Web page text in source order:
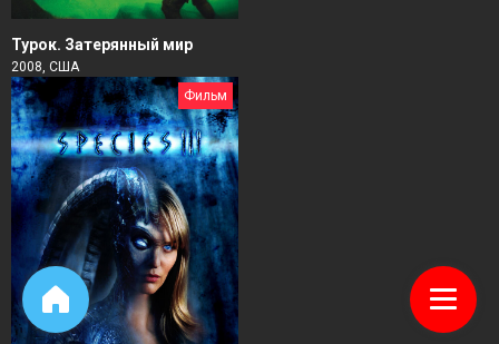
Турок. Затерянный мир
2008, США
Фильм